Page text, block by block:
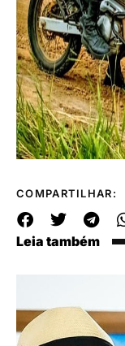
COMPARTILHAR:
Leia também